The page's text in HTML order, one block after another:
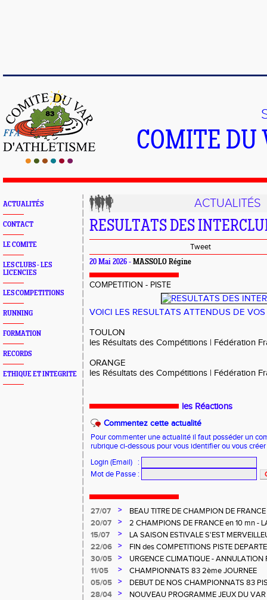
COMITE
ACTUALITÉS
CONTACT
LE COMITE
LES CLUBS - LES
LICENCIES
LES COMPETITIONS
RUNNING
FORMATION
RECORDS
ETHIQUE ET INTEGRITE
ACTUALITÉS
RESULTATS DES
Tweet
20 Mai 2026 - MASSOLO Régine
COMPETITION - PISTE
VOICI LES RESULTATS ATTENDUS DE
TOULON
les Résultats des Compétitions | Fédération
ORANGE
les Résultats des Compétitions | Fédération
les Réactions
Commentez cette actualité
Pour commenter une actualité il faut posséder un
rubrique ci-dessous pour vous identifier ou vous
Login (Email)
:
Mot de Passe :
27/07 >
BEAU TITRE DE CHAMPION DE
CHARNOIS aux ELITES à ALBI
20/07 >
2 CHAMPIONS DE FRANCE en 10 mn -
MERVEILLEUSEMENT BIEN
15/07 >
LA SAISON ESTIVALE S'EST
POUR NOS U14 - U16
22/06 >
FIN des COMPETITIONS PISTE
REGIONALES
30/05 >
URGENCE CLIMATIQUE - ANNULATION
11/05
>
CHAMPIONNATS 83 2ème JOURNEE
05/05
>
DEBUT DE NOS CHAMPIONNATS 83
28/04
>
NOUVEAU PROGRAMME JEUX DU VAR